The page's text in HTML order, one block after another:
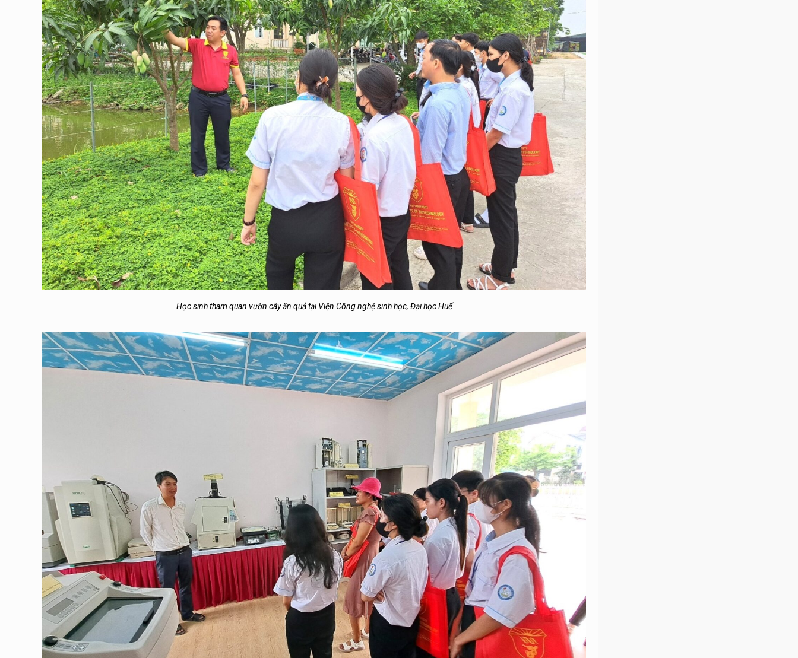
Học sinh tham quan vườn cây ăn quả tại Viện Công nghệ sinh học, Đại học Huế